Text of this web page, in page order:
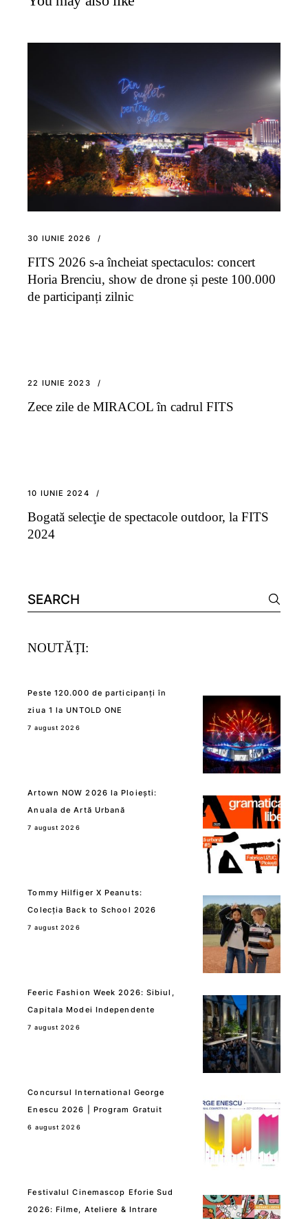
30 IUNIE 2026
FITS 2026 s-a încheiat spectaculos: concert
Horia Brenciu, show de drone și peste 100.000
de participanți zilnic
22 IUNIE 2023
Zece zile de MIRACOL în cadrul FITS
10 IUNIE 2024
Bogată selecţie de spectacole outdoor, la FITS
2024
Search
for:
NOUTĂȚI:
Peste 120.000 de participanți în
ziua 1 la UNTOLD ONE
7 august 2026
Artown NOW 2026 la Ploiești:
Anuala de Artă Urbană
7 august 2026
Tommy Hilfiger X Peanuts:
Colecția Back to School 2026
7 august 2026
Feeric Fashion Week 2026: Sibiul,
Capitala Modei Independente
7 august 2026
Concursul International George
Enescu 2026 | Program Gratuit
6 august 2026
Festivalul Cinemascop Eforie Sud
2026: Filme, Ateliere & Intrare